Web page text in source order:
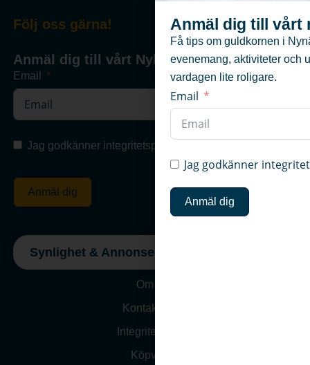
Följ oss gärna!
Anmäl dig till vårt Nyhetsbrev
Email
Jag godkänner integritetspolicyn
Anmäl dig
Synlighet & Annonsering
Om oss
Kontakta Oss
Integritetspolicy
Köpvillkor
Anmäl dig till vårt
Få tips om guldkornen i
evenemang, aktiviteter och
vardagen lite roligare.
Email
Jag godkänner
Anmäl dig